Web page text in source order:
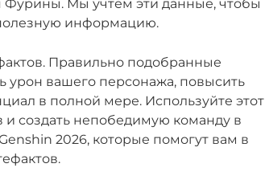
Фурины. Мы учтем эти данные, чтобы
информацию.
Правильно подобранные
урон вашего персонажа, повысить
в полной мере. Используйте этот
и создать непобедимую команду в
2026, которые помогут вам в